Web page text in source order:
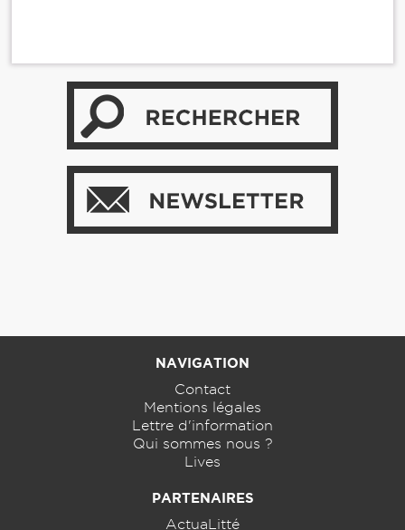
NAVIGATION
Contact
Mentions légales
Lettre d'information
Qui sommes nous ?
Lives
PARTENAIRES
ActuaLitté